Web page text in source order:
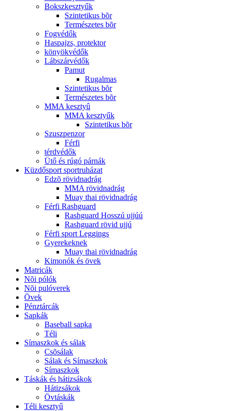
Bokszkesztyűk
Szintetikus bõr
Természetes bõr
Fogvédők
Haspajzs, protektor
könyökvédők
Lábszárvédők
Pamut
Rugalmas
Szintetikus bõr
Természetes bõr
MMA kesztyû
MMA kesztyűk
Szintetikus bõr
Szuszpenzor
Férfi
térdvédők
Ütő és rúgó párnák
Küzdősport sportruházat
Edzõ rövidnadrág
MMA rövidnadrág
Muay thai rövidnadrág
Férfi Rashguard
Rashguard Hosszú ujjúú
Rashguard rövid ujjú
Férfi sport Leggings
Gyerekeknek
Muay thai rövidnadrág
Kimonók és övek
Matricák
Nõi pólók
Nõi pulóverek
Övek
Pénztárcák
Sapkák
Baseball sapka
Téli
Símaszkok és sálak
Csõsálak
Sálak és Símaszkok
Símaszkok
Táskák és hátizsákok
Hátizsákok
Övtáskák
Téli kesztyű